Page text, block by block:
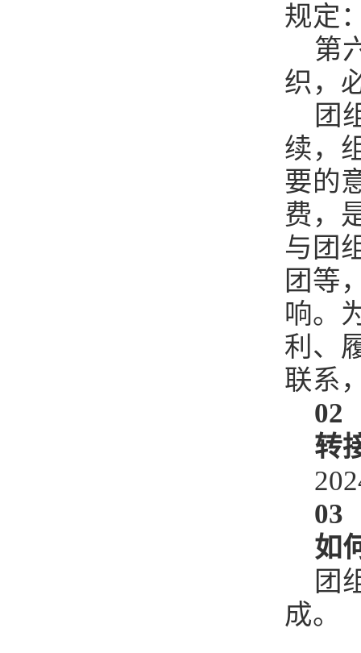
规定
第
织，
团
续，
要的
费，
与团
团等
响。
利、
联系
02
转
03
如
团
成。